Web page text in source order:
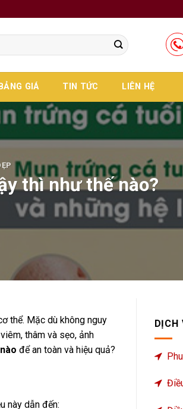
BẢNG GIÁ TIN TỨC LIÊN HỆ
thì như thế nào?
thể. Mặc dù không nguy
thâm và sẹo, ảnh
để an toàn và hiệu quả?
này dẫn đến:
DỊCH